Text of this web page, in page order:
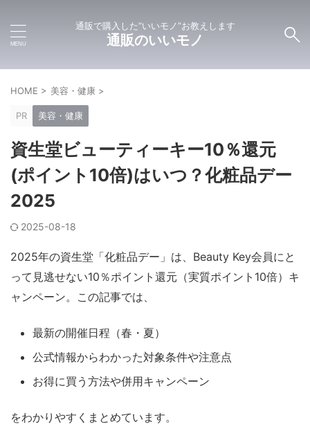
通販で購入した“いいモノ”お教えします
通販のいいモノ
HOME > 美容・健康 >
PR 美容・健康
資生堂ビューティーキー10％還元
(ポイント10倍)はいつ？化粧品デー
2025
2025-08-18
2025年の資生堂「化粧品デー」は、Beauty Key会員にと
って見逃せない10％ポイント還元（実質ポイント10倍）キ
ャンペーン。この記事では、
最新の開催日程（春・夏）
公式情報からわかった対象条件や注意点
お得に買う方法や併用キャンペーン
をわかりやすくまとめています。